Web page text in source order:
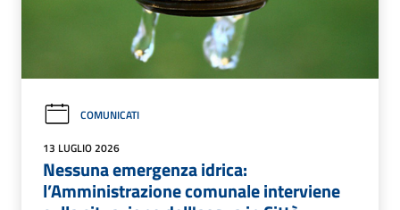
COMUNICATI
13 LUGLIO 2026
Nessuna emergenza idrica:
l’Amministrazione comunale interviene